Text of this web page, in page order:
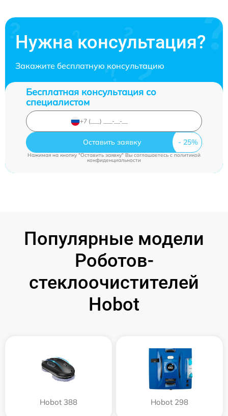
Нужна консультация?
Закажите бесплатную консультацию
Бесплатная консультация со
специалистом
Оставить заявку
Нажимая на кнопку "Оставить заявку" Вы соглашаетесь cполитикой
конфиденциальности
Популярные модели
Роботов-
стеклоочистителей
Hobot
Hobot 388 Hobot 298